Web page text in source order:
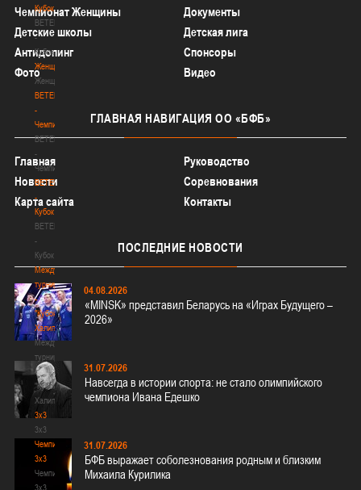
Кубок
BETERA
-
Кубок
Женщины
Женщины
BETERA
-
Чемпионат
BETERA
-
Чемпионат
BETERA
-
Кубок
BETERA
-
Кубок
Международный
турнир
-
"Кубок
Халипского"
Международный
турнир
-
"Кубок
Халипского"
3x3
3x3
Чемпионат
3х3
Чемпионат
3х3
Чемпионат Женщины
Документы
Детские школы
Детская лига
Антидопинг
Спонсоры
Фото
Видео
ГЛАВНАЯ НАВИГАЦИЯ ОО «БФБ»
Главная
Руководство
Новости
Соревнования
Карта сайта
Контакты
ПОСЛЕДНИЕ НОВОСТИ
04.08.2026
«MINSK» представил Беларусь на «Играх Будущего –
2026»
31.07.2026
Навсегда в истории спорта: не стало олимпийского
чемпиона Ивана Едешко
31.07.2026
БФБ выражает соболезнования родным и близким
Михаила Курилика